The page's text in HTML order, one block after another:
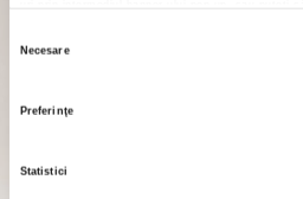
Cookies", puteți alege oricând tipul de module
site-ul nostru.
Necesare
Preferinţe
Statistici